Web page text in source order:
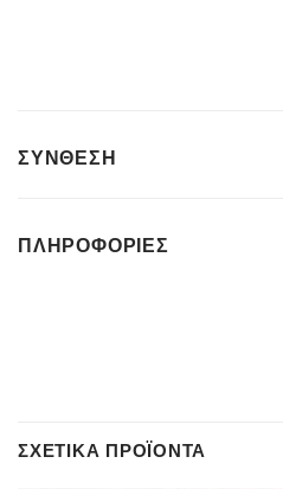
ΣΥΝΘΕΣΗ
ΠΛΗΡΟΦΟΡΊΕΣ
ΣΧΕΤΙΚΆ ΠΡΟΪΌΝΤΑ